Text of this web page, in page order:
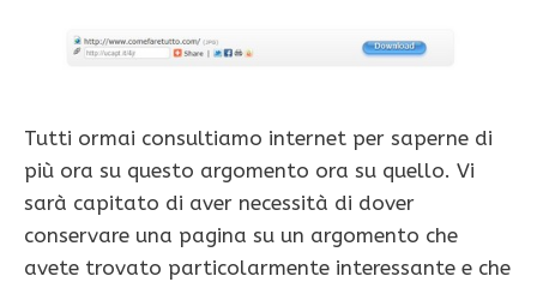
Tutti ormai consultiamo internet per saperne di
più ora su questo argomento ora su quello. Vi
sarà capitato di aver necessità di dover
conservare una pagina su un argomento che
avete trovato particolarmente interessante e che